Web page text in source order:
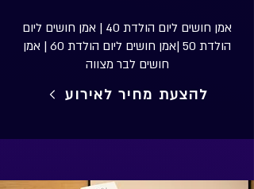
אמן חושים ליום הולדת 40 | אמן חושים ליום
הולדת 50 |אמן חושים ליום הולדת 60 | אמן
חושים לבר מצווה
להצעת מחיר לאירוע